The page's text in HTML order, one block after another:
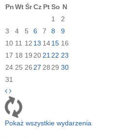
PnWtŚrCz PtSo N
1
2
3
4 5 6 7 8
9
10 11 12 13 1415 16
17 18 19202122 23
24 25 2627 2829 30
31
Pokaż wszystkie wydarzenia